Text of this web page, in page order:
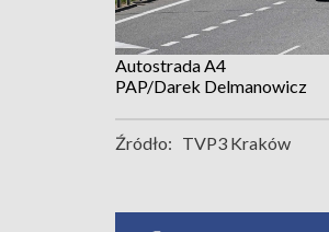
Autostrada A4
PAP/Darek Delmanowicz
Źródło: TVP3 Kraków